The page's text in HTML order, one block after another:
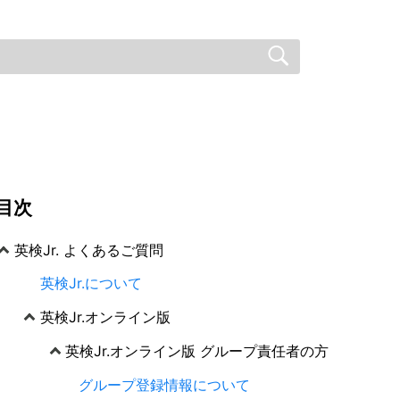
次
英検Jr. よくあるご質問
英検Jr.について
英検Jr.オンライン版
英検Jr.オンライン版 グループ責任者の方
グループ登録情報について